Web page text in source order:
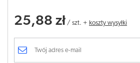
25,88 zł / szt. + koszty wysyłki